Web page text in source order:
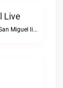
Live
Tu Cumbia Tu Fiesta!Radio Fiesta San Miguel live